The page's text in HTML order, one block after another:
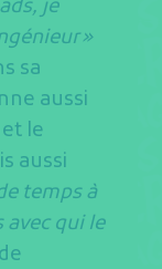
je
»
sa
aussi
le
aussi
temps à
avec qui le